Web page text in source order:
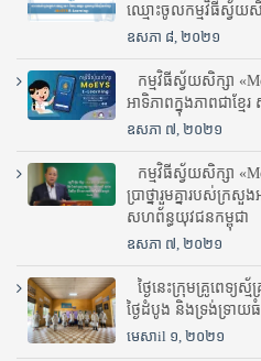
ឈ្មោះ​ចូល​កម្មវិធី​ស្វ័យសិ
ឧសភា ៨, ២០២១
កម្មវិធីស្វ័យសិក្សា
អាទិភាពក្នុងភាពជាខ្មែ
ឧសភា ៧, ២០២១
កម្មវិធីស្វ័យសិក្សា
ប្រាថ្នារួមគ្នារបស់ក្
សហព័ន្ធយុវជនកម្ពុជា
ឧសភា ៧, ២០២១
ថ្ងៃនេះក្រុមគ្រូពេទ្យ
ថ្ងៃដំបូង និងទ្រង់ទ្រាយ
មេសាil ១, ២០២១